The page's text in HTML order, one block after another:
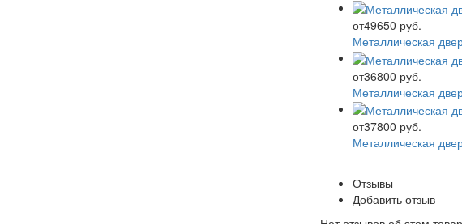
от49650 руб.
Металлическая
от36800 руб.
Металлическая
от37800 руб.
Металлическая
Отзывы
Добавить отзыв